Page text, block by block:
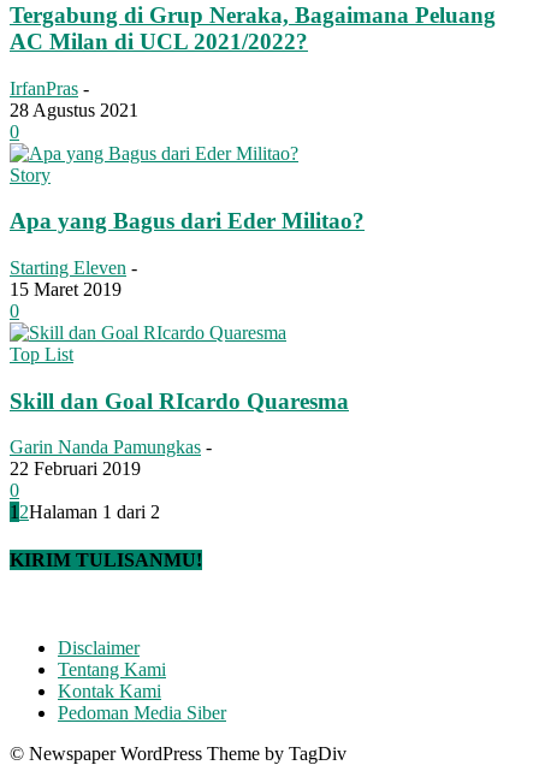
Tergabung di Grup Neraka, Bagaimana Peluang
AC Milan di UCL 2021/2022?
IrfanPras -
28 Agustus 2021
0
Story
Apa yang Bagus dari Eder Militao?
Starting Eleven -
15 Maret 2019
0
Top List
Skill dan Goal RIcardo Quaresma
Garin Nanda Pamungkas -
22 Februari 2019
0
1 2Halaman 1 dari 2
KIRIM TULISANMU!
Disclaimer
Tentang Kami
Kontak Kami
Pedoman Media Siber
© Newspaper WordPress Theme by TagDiv